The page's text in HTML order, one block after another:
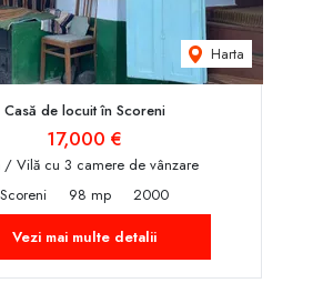
Harta
Casă de locuit în Scoreni
17,000 €
/ Vilă cu 3 camere de vânzare
Scoreni
98 mp
2000
Vezi mai multe detalii